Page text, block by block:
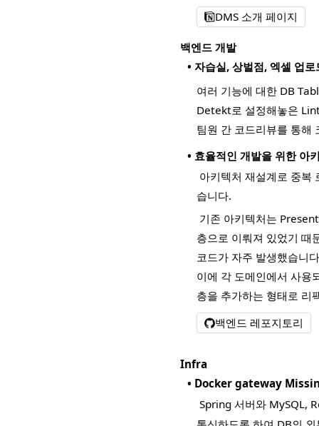
DMS 소개 페이지
백엔드 개발
• 자습실, 상벌점, 엑셀 업
여러 기능에 대한 DB
Detekt로 설정해놓은
팀원 간 코드리뷰를 통해
• 효율적인 개발을 위한 아
아키텍처 재설계로 중복
습니다.
기존 아키텍처는
층으로 이뤄져 있었기 때
코드가 자주 발생했습니
이에 각 도메인에서 사용
층을 추가하는 형태로 리
백엔드 레포지토리
Infra
• Docker gateway
Spring 서버와 MySQL,